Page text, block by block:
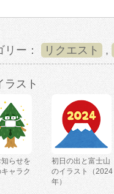
リー： リクエスト ,
ラスト
らせを
ャラク
初日の出と富士山
のイラスト（2024
年）